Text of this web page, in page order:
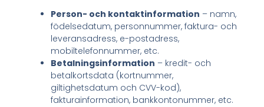
Person- och kontaktinformation – namn,
födelsedatum, personnummer, faktura- och
leveransadress, e-postadress,
mobiltelefonnummer, etc.
Betalningsinformation – kredit- och
betalkortsdata (kortnummer,
giltighetsdatum och CVV-kod),
fakturainformation, bankkontonummer, etc.